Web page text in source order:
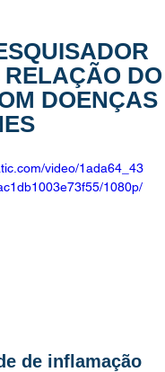
DO
DOENÇAS
video/1ada64_43
1080p/
de inflamação